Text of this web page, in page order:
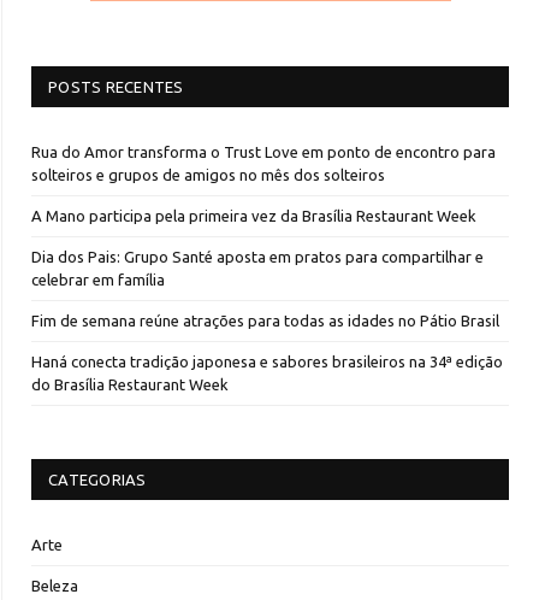
POSTS RECENTES
Rua do Amor transforma o Trust Love em ponto de encontro para
solteiros e grupos de amigos no mês dos solteiros
A Mano participa pela primeira vez da Brasília Restaurant Week
Dia dos Pais: Grupo Santé aposta em pratos para compartilhar e
celebrar em família
Fim de semana reúne atrações para todas as idades no Pátio Brasil
Haná conecta tradição japonesa e sabores brasileiros na 34ª edição
do Brasília Restaurant Week
CATEGORIAS
Arte
Beleza